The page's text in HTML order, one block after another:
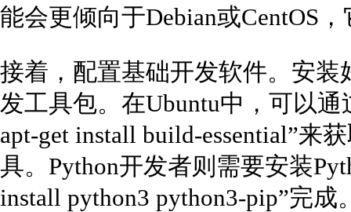
能会更倾向于Debian或CentOS
接着，配置基础开发软件。安
发工具包。在Ubuntu中，可以通
apt-get install build-essential”来
具。Python开发者则需要安装
install python3 python3-pip”完